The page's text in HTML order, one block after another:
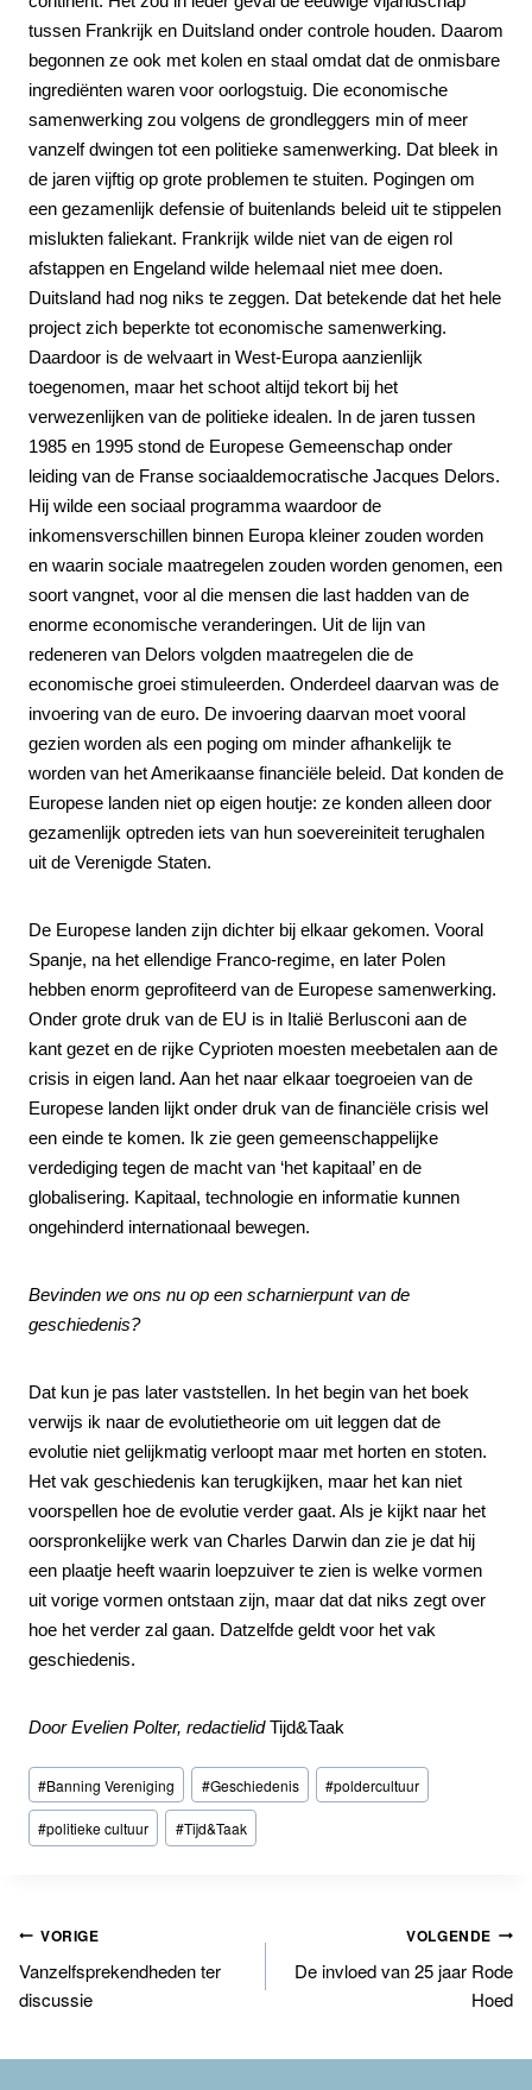
tussen Frankrijk en Duitsland onder controle houden. Daarom
begonnen ze ook met kolen en staal omdat dat de onmisbare
ingrediënten waren voor oorlogstuig. Die economische
samenwerking zou volgens de grondleggers min of meer
vanzelf dwingen tot een politieke samenwerking. Dat bleek in
de jaren vijftig op grote problemen te stuiten. Pogingen om
een gezamenlijk defensie of buitenlands beleid uit te stippelen
mislukten faliekant. Frankrijk wilde niet van de eigen rol
afstappen en Engeland wilde helemaal niet mee doen.
Duitsland had nog niks te zeggen. Dat betekende dat het hele
project zich beperkte tot economische samenwerking.
Daardoor is de welvaart in West-Europa aanzienlijk
toegenomen, maar het schoot altijd tekort bij het
verwezenlijken van de politieke idealen. In de jaren tussen
1985 en 1995 stond de Europese Gemeenschap onder
leiding van de Franse sociaaldemocratische Jacques Delors.
Hij wilde een sociaal programma waardoor de
inkomensverschillen binnen Europa kleiner zouden worden
en waarin sociale maatregelen zouden worden genomen, een
soort vangnet, voor al die mensen die last hadden van de
enorme economische veranderingen. Uit de lijn van
redeneren van Delors volgden maatregelen die de
economische groei stimuleerden. Onderdeel daarvan was de
invoering van de euro. De invoering daarvan moet vooral
gezien worden als een poging om minder afhankelijk te
worden van het Amerikaanse financiële beleid. Dat konden de
Europese landen niet op eigen houtje: ze konden alleen door
gezamenlijk optreden iets van hun soevereiniteit terughalen
uit de Verenigde Staten.
De Europese landen zijn dichter bij elkaar gekomen. Vooral
Spanje, na het ellendige Franco-regime, en later Polen
hebben enorm geprofiteerd van de Europese samenwerking.
Onder grote druk van de EU is in Italië Berlusconi aan de
kant gezet en de rijke Cyprioten moesten meebetalen aan de
crisis in eigen land. Aan het naar elkaar toegroeien van de
Europese landen lijkt onder druk van de financiële crisis wel
een einde te komen. Ik zie geen gemeenschappelijke
verdediging tegen de macht van ‘het kapitaal’ en de
globalisering. Kapitaal, technologie en informatie kunnen
ongehinderd internationaal bewegen.
Bevinden we ons nu op een scharnierpunt van de
geschiedenis?
Dat kun je pas later vaststellen. In het begin van het boek
verwijs ik naar de evolutietheorie om uit leggen dat de
evolutie niet gelijkmatig verloopt maar met horten en stoten.
Het vak geschiedenis kan terugkijken, maar het kan niet
voorspellen hoe de evolutie verder gaat. Als je kijkt naar het
oorspronkelijke werk van Charles Darwin dan zie je dat hij
een plaatje heeft waarin loepzuiver te zien is welke vormen
uit vorige vormen ontstaan zijn, maar dat dat niks zegt over
hoe het verder zal gaan. Datzelfde geldt voor het vak
geschiedenis.
Door Evelien Polter, redactielidTijd&Taak
Bericht
tags:
#Banning Vereniging #Geschiedenis #poldercultuur
#politieke cultuur #Tijd&Taak
Bericht
navigatie
VORIGE
Vanzelfsprekendheden ter
discussie
VOLGENDE
De invloed van 25 jaar Rode
Hoed